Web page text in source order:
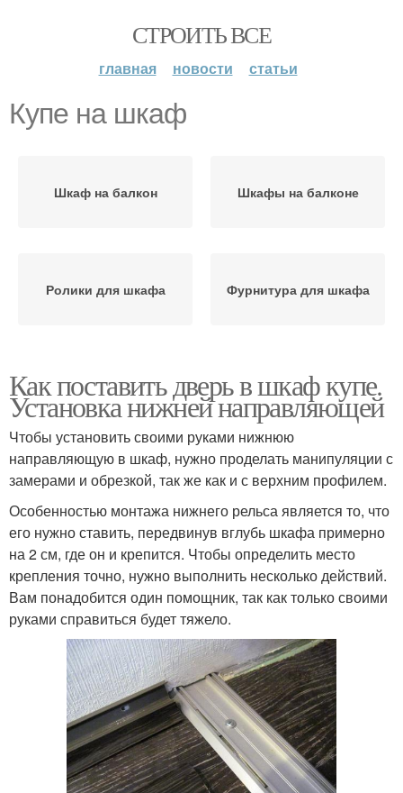
СТРОИТЬ ВСЕ
главная новости статьи
Купе на шкаф
Шкаф на балкон Шкафы на балконе
Ролики для шкафа Фурнитура для шкафа
Как поставить дверь в шкаф купе.
Установка нижней направляющей
Чтобы установить своими руками нижнюю
направляющую в шкаф, нужно проделать манипуляции с
замерами и обрезкой, так же как и с верхним профилем.
Особенностью монтажа нижнего рельса является то, что
его нужно ставить, передвинув вглубь шкафа примерно
на 2 см, где он и крепится. Чтобы определить место
крепления точно, нужно выполнить несколько действий.
Вам понадобится один помощник, так как только своими
руками справиться будет тяжело.